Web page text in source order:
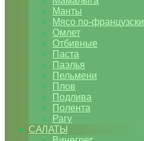
Манты
Мясо по-французски
Омлет
Отбивные
Паста
Паэлья
Пельмени
Плов
Подлива
Полента
Рагу
САЛАТЫ